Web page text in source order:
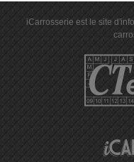
iCarrosserie est le site